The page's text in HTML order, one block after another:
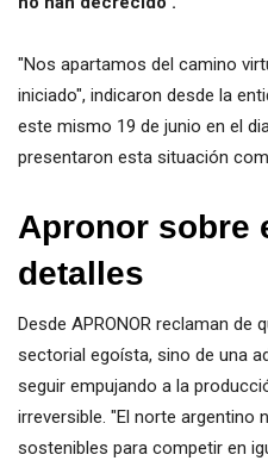
"Nos apartamos del camino
iniciado", indicaron desde la
este mismo 19 de junio en el
presentaron esta situación
Apronor sobre
detalles
Desde APRONOR reclaman de
sectorial egoísta, sino de una
seguir empujando a la
irreversible. "El norte argentino
sostenibles para competir en